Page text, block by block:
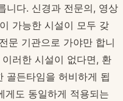
니다. 신경과 전문의, 영상
가능한 시설이 모두 갖
문 기관으로 가야만 합니
러한 시설이 없다면, 환
골든타임을 허비하게 됩
게도 동일하게 적용되는